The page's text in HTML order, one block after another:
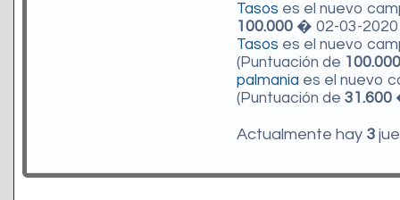
Tasos es el nuevo
100.000 � 02-03-2020
Tasos es el nuevo
(Puntuación de 100.000
palmania es el nuevo
(Puntuación de 31.600
Actualmente hay 3